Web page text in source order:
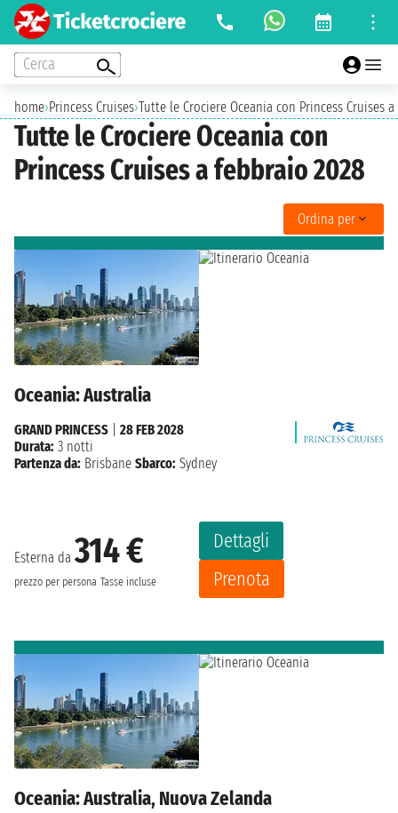
Cerca
home›Princess Cruises›Tutte le Crociere Oceania con Princess Cruises
Tutte le Crociere Oceania con
Princess Cruises a febbraio 2028
Ordina per
Oceania: Australia
Esterna da314 €
prezzo per persona Tasse incluse
Dettagli
Prenota
GRAND PRINCESS
28 FEB 2028
Durata: 3 notti
Partenza da: Brisbane Sbarco: Sydney
Oceania: Australia, Nuova Zelanda